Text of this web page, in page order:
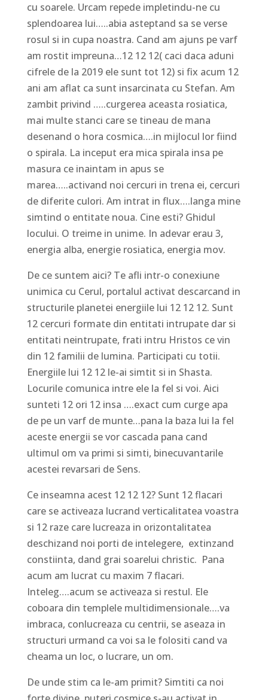
cu soarele. Urcam repede impletindu-ne cu
splendoarea lui…..abia asteptand sa se verse
rosul si in cupa noastra. Cand am ajuns pe varf
am rostit impreuna…12 12 12( caci daca aduni
cifrele de la 2019 ele sunt tot 12) si fix acum 12
ani am aflat ca sunt insarcinata cu Stefan. Am
zambit privind …..curgerea aceasta rosiatica,
mai multe stanci care se tineau de mana
desenand o hora cosmica….in mijlocul lor fiind
o spirala. La inceput era mica spirala insa pe
masura ce inaintam in apus se
marea…..activand noi cercuri in trena ei, cercuri
de diferite culori. Am intrat in flux….langa mine
simtind o entitate noua. Cine esti? Ghidul
locului. O treime in unime. In adevar erau 3,
energia alba, energie rosiatica, energia mov.
De ce suntem aici? Te afli intr-o conexiune
unimica cu Cerul, portalul activat descarcand in
structurile planetei energiile lui 12 12 12. Sunt
12 cercuri formate din entitati intrupate dar si
entitati neintrupate, frati intru Hristos ce vin
din 12 familii de lumina. Participati cu totii.
Energiile lui 12 12 le-ai simtit si in Shasta.
Locurile comunica intre ele la fel si voi. Aici
sunteti 12 ori 12 insa ….exact cum curge apa
de pe un varf de munte…pana la baza lui la fel
aceste energii se vor cascada pana cand
ultimul om va primi si simti, binecuvantarile
acestei revarsari de Sens.
Ce inseamna acest 12 12 12? Sunt 12 flacari
care se activeaza lucrand verticalitatea voastra
si 12 raze care lucreaza in orizontalitatea
deschizand noi porti de intelegere, extinzand
constiinta, dand grai soarelui christic. Pana
acum am lucrat cu maxim 7 flacari.
Inteleg….acum se activeaza si restul. Ele
coboara din templele multidimensionale….va
imbraca, conlucreaza cu centrii, se aseaza in
structuri urmand ca voi sa le folositi cand va
cheama un loc, o lucrare, un om.
De unde stim ca le-am primit? Simtiti ca noi